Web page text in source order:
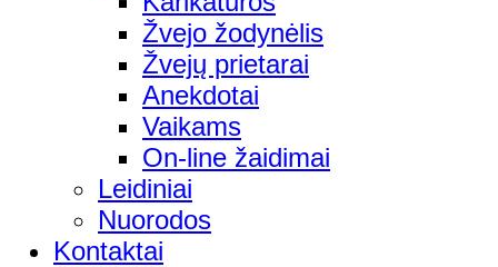
Žvejo žodynėlis
Žvejų prietarai
Anekdotai
Vaikams
On-line žaidimai
Leidiniai
Nuorodos
Kontaktai